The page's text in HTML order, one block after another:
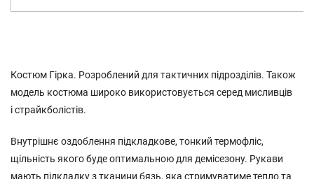
Костюм Гірка. Розроблений для тактичних підрозділів. Також
модель костюма широко використовується серед мисливців
і страйкболістів.
Внутрішнє оздоблення підкладкове, тонкий термофліс,
щільність якого буде оптимальною для демісезону. Рукави
мають підкладку з тканини бязь, яка стримуватиме тепло та